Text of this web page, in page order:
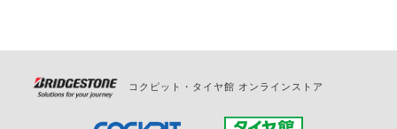
コクピット・タイヤ館 オンラインストア